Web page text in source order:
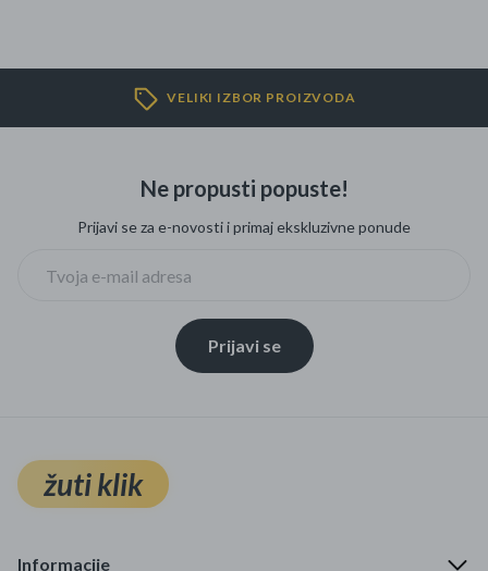
Sport i slobodno vrijeme
Čišćenje zaliha
Kišobrani akcija
Ograničena cijena
VELIKI IZBOR PROIZVODA
Ne propusti popuste!
Prijavi se za e-novosti i primaj ekskluzivne ponude
Prijavi se
žuti klik
Informacije